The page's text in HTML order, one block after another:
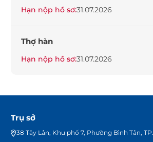
Hạn nộp hồ sơ:31.07.2026
Thợ hàn
Hạn nộp hồ sơ:31.07.2026
Trụ sở
38 Tây Lân, Khu phố 7, Phường Bình Tân,